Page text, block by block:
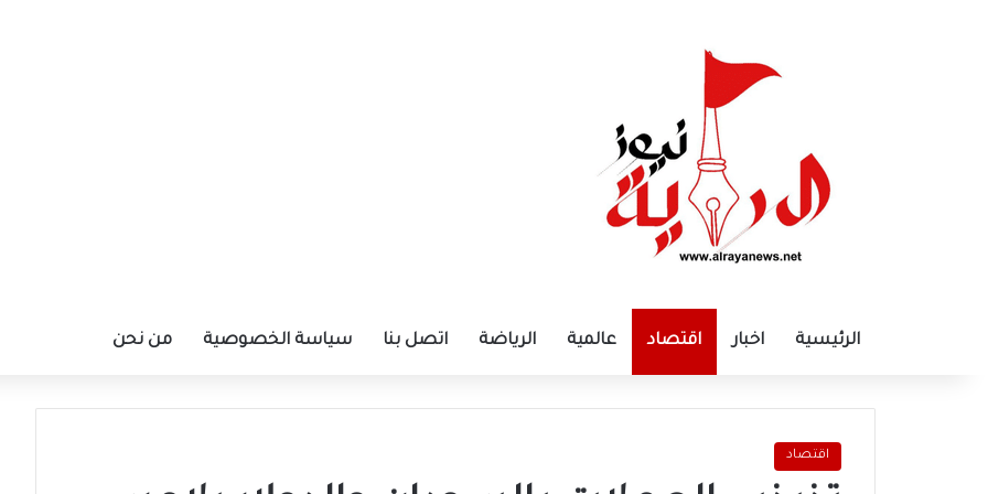
الرئيسية اخبار اقتصاد عالمية الرياضة اتصل بنا سياسة الخصوصية من نحن
اقتصاد